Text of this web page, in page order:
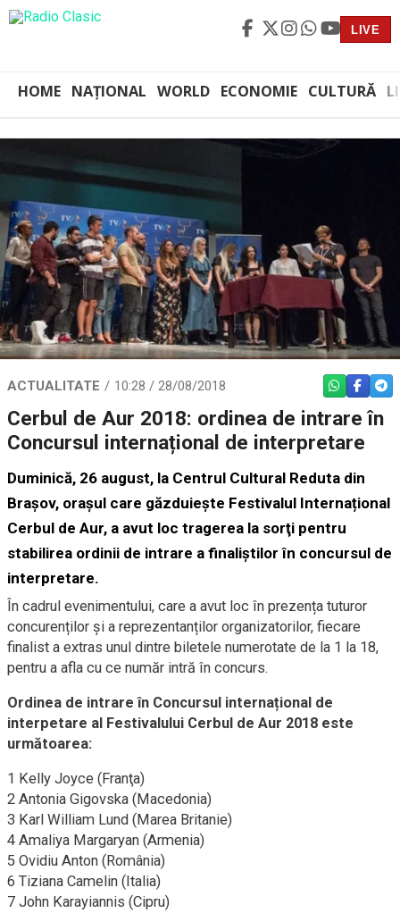
LIVE
HOME NAȚIONAL WORLD ECONOMIE CULTURĂ
ACTUALITATE 10:28 / 28/08/2018 WHATSAPP
Cerbul de Aur 2018: ordinea de intrare în
Concursul internațional de interpretare
Duminică, 26 august, la Centrul Cultural Reduta din
Brașov, oraşul care găzduiește Festivalul Internațional
Cerbul de Aur, a avut loc tragerea la sorţi pentru
stabilirea ordinii de intrare a finaliștilor în concursul de
interpretare.
În cadrul evenimentului, care a avut loc în prezența tuturor
concurenților și a reprezentanților organizatorilor, fiecare
finalist a extras unul dintre biletele numerotate de la 1 la 18,
pentru a afla cu ce număr intră în concurs.
Ordinea de intrare în Concursul internațional de
interpetare al Festivalului Cerbul de Aur 2018 este
următoarea:
1 Kelly Joyce (Franţa)
2 Antonia Gigovska (Macedonia)
3 Karl William Lund (Marea Britanie)
4 Amaliya Margaryan (Armenia)
5 Ovidiu Anton (România)
6 Tiziana Camelin (Italia)
7 John Karayiannis (Cipru)